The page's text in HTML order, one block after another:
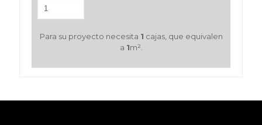
Para su proyecto necesita 1 cajas, que equivalen
a 1m².